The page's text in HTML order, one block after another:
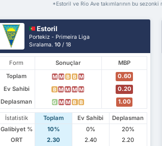
*Estoril ve Rio Ave takımlarının bu
Estoril
Portekiz - Primeira Liga
Sıralama.10 / 18
Form Sonuçlar
MBP
Toplam
M M B B M
0.60
Ev Sahibi
B M M M M
0.20
Deplasman
G M M B B 1.00
İstatistik Toplam Ev Sahibi
Deplasman
Galibiyet %
10% 0%
20%
ORT
2.30 2.40
2.20